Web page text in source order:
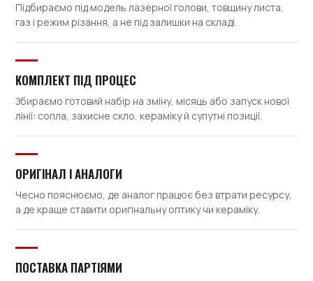
Підбираємо під модель лазерної голови, товщину листа,
газ і режим різання, а не під залишки на складі.
КОМПЛЕКТ ПІД ПРОЦЕС
Збираємо готовий набір на зміну, місяць або запуск нової
лінії: сопла, захисне скло, кераміку й супутні позиції.
ОРИГІНАЛ І АНАЛОГИ
Чесно пояснюємо, де аналог працює без втрати ресурсу,
а де краще ставити оригінальну оптику чи кераміку.
ПОСТАВКА ПАРТІЯМИ